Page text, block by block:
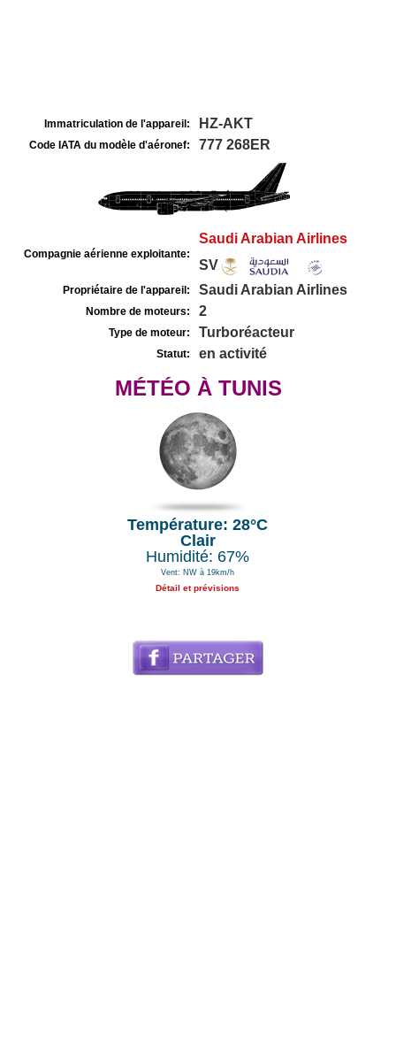
Immatriculation de l'appareil: HZ-AKT
Code IATA du modèle d'aéronef: 777 268ER
Compagnie aérienne exploitante:
Saudi Arabian Airlines
SV
Propriétaire de l'appareil: Saudi Arabian Airlines
Nombre de moteurs: 2
Type de moteur: Turboréacteur
Statut: en activité
MÉTÉO À TUNIS
Température: 28°C
Clair
Humidité: 67%
Vent: NW à 19km/h
Détail et prévisions